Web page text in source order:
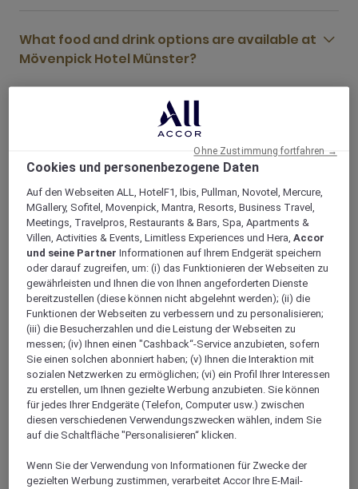
What food and drink options are available at
Mövenpick Hotel Münster?
Is parking available at Mövenpick Hotel
Are there opportunities to exercise at
Mövenpick Hotel Münster?
Are any cleaning services offered at
Mövenpick Hotel Münster?
Does Mövenpick Hotel Münster offer any
business services?
Does Mövenpick Hotel Münster have a
Cookies und personenbezogene Daten
Auf den Webseiten ALL, HotelF1, Ibis, Pullman, Novotel, Mercure,
MGallery, Sofitel, Movenpick, Mantra, Resorts, Business Travel,
Meetings, Travelpros, Restaurants & Bars, Spa, Apartments &
Villen, Activities & Events, Limitless Experiences und Hera,Accor
und seine Partner Informationen auf Ihrem Endgerät speichern
oder darauf zugreifen, um: (i) das Funktionieren der Webseiten zu
gewährleisten und Ihnen die von Ihnen angeforderten Dienste
bereitzustellen (diese können nicht abgelehnt werden); (ii) die
Funktionen der Webseiten zu verbessern und zu personalisieren;
(iii) die Besucherzahlen und die Leistung der Webseiten zu
messen; (iv) Ihnen einen "Cashback“-Service anzubieten, sofern
Sie einen solchen abonniert haben; (v) Ihnen die Interaktion mit
sozialen Netzwerken zu ermöglichen; (vi) ein Profil Ihrer Interessen
zu erstellen, um Ihnen gezielte Werbung anzubieten. Sie können
für jedes Ihrer Endgeräte (Telefon, Computer usw.) zwischen
diesen verschiedenen Verwendungszwecken wählen, indem Sie
auf die Schaltfläche "Personalisieren“ klicken.
Wenn Sie der Verwendung von Informationen für Zwecke der
gezielten Werbung zustimmen, verarbeitet Accor Ihre E-Mail-
Ohne Zustimmung fortfahren →